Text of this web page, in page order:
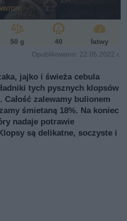
50 g 40
łatwy
Opublikowano: 22.05.2022 r.
jajko i świeża cebula
tych pysznych klopsów
zalewamy bulionem
śmietaną 18%. Na koniec
nadaje potrawie
są delikatne, soczyste i